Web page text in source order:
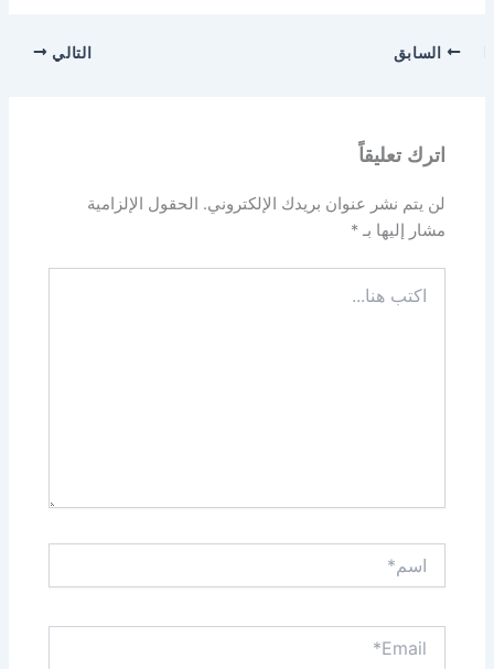
السابق التالي
اترك تعليقاً
لن يتم نشر عنوان بريدك الإلكتروني. الحقول الإلزامية
مشار إليها بـ*
هنا...